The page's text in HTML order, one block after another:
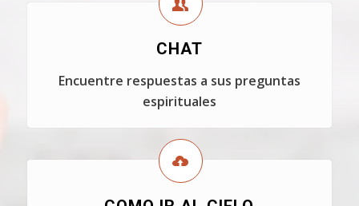
CHAT
Encuentre respuestas a sus preguntas
espirituales